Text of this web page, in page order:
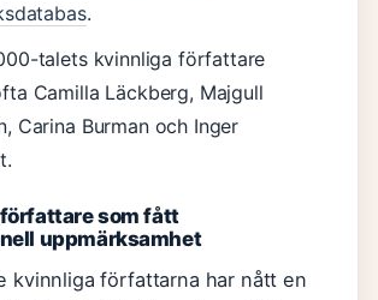
.
talets kvinnliga författare
Camilla Läckberg, Majgull
Carina Burman och Inger
som fått
uppmärksamhet
kvinnliga författarna har nått en